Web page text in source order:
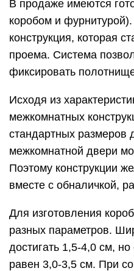
В продаже имеются
коробом и
конструкция, которая
проема. Система
фиксировать
Исходя из
межкомнатных
стандартных размеров
межкомнатной двери
Поэтому конструкции
вместе с обналичкой,
Для изготовления
разных параметров.
достигать 1,5-4,0 см,
равен 3,0-3,5 см. При